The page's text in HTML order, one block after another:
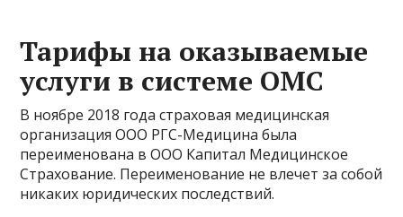
Тарифы на оказываемые
услуги в системе ОМС
В ноябре 2018 года страховая медицинская
организация ООО РГС-Медицина была
переименована в ООО Капитал Медицинское
Страхование. Переименование не влечет за собой
никаких юридических последствий.